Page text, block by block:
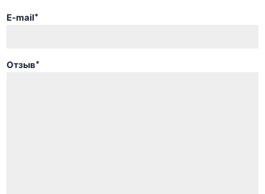
E-mail*
Отзыв*